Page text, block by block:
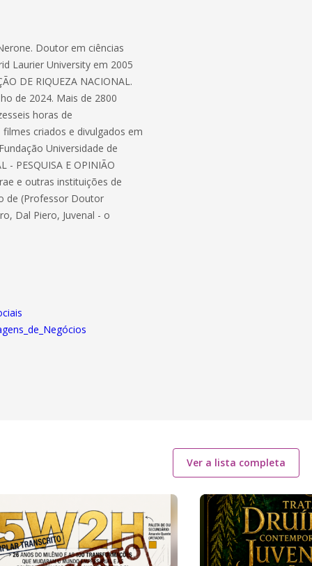
Doutor em ciências
Laurier University em 2005
DE RIQUEZA NACIONAL.
de 2024. Mais de 2800
horas de
criados e divulgados em
Universidade de
PESQUISA E OPINIÃO
e outras instituições de
de (Professor Doutor
Dal Piero, Juvenal - o
Ver a lista completa